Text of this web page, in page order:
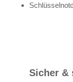
Sicher &